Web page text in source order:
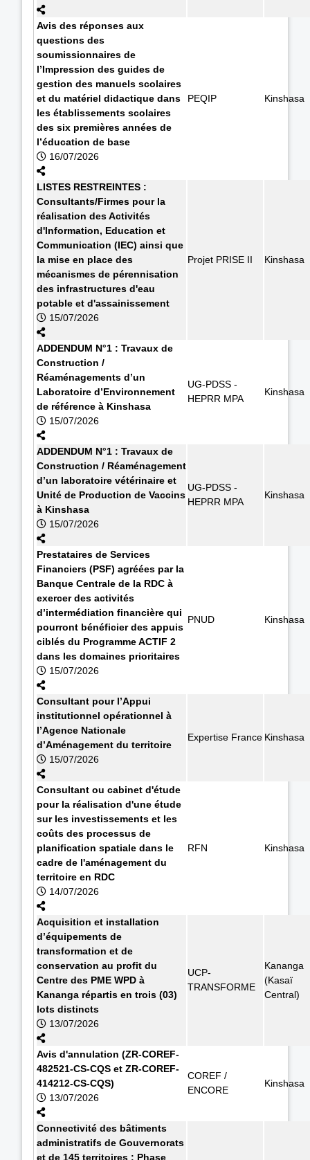
Avis des réponses aux
questions des
soumissionnaires de
l’Impression des guides de
gestion des manuels scolaires
et du matériel didactique dans
les établissements scolaires
des six premières années de
l’éducation de base
16/07/2026
PEQIP Kinshasa
LISTES RESTREINTES :
Consultants/Firmes pour la
réalisation des Activités
d'Information, Education et
Communication (IEC) ainsi que
la mise en place des
mécanismes de pérennisation
des infrastructures d'eau
potable et d'assainissement
15/07/2026
Projet PRISE II Kinshasa
ADDENDUM N°1 : Travaux de
Construction /
Réaménagements d’un
Laboratoire d’Environnement
de référence à Kinshasa
15/07/2026
UG-PDSS -
HEPRR MPA
Kinshasa
ADDENDUM N°1 : Travaux de
Construction / Réaménagement
d’un laboratoire vétérinaire et
Unité de Production de Vaccins
à Kinshasa
15/07/2026
UG-PDSS -
HEPRR MPA
Kinshasa
Prestataires de Services
Financiers (PSF) agréées par la
Banque Centrale de la RDC à
exercer des activités
d’intermédiation financière qui
pourront bénéficier des appuis
ciblés du Programme ACTIF 2
dans les domaines prioritaires
15/07/2026
PNUD Kinshasa
Consultant pour l’Appui
institutionnel opérationnel à
l’Agence Nationale
d’Aménagement du territoire
15/07/2026
Expertise France Kinshasa
Consultant ou cabinet d'étude
pour la réalisation d'une étude
sur les investissements et les
coûts des processus de
planification spatiale dans le
cadre de l'aménagement du
territoire en RDC
14/07/2026
RFN Kinshasa
Acquisition et installation
d’équipements de
transformation et de
conservation au profit du
Centre des PME WPD à
Kananga répartis en trois (03)
lots distincts
13/07/2026
UCP-
TRANSFORME
Kananga
(Kasaï
Central)
Avis d'annulation (ZR-COREF-
482521-CS-CQS et ZR-COREF-
414212-CS-CQS)
13/07/2026
COREF /
ENCORE
Kinshasa
Connectivité des bâtiments
administratifs de Gouvernorats
et de 145 territoires : Phase